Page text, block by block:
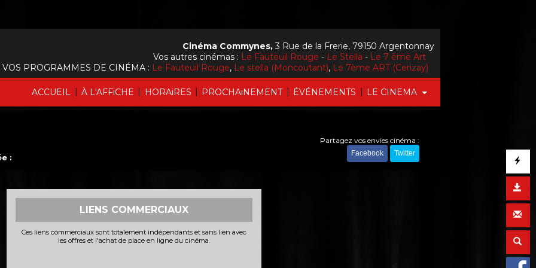
ACCUEIL | À L'AFFiCHE | HORAiRES | PROCHAiNEMENT | ÉVÉNEMENTS | LE CINEMA
Cinéma Commynes,3 Rue de la Frerie, 79150 Argentonnay
Vos autres cinémas : Le Fauteuil Rouge - Le Stella - Le 7 ème Art
VOS PROGRAMMES DE CINÉMA : Le Fauteuil Rouge, Le stella (Moncoutant), Le 7ème ART (Cerizay)
:
Partagez vos envies cinéma :
Facebook Twitter
LIENS COMMERCIAUX
Ces liens commerciaux sont totalement indépendants et sans lien avec
les offres et l'achat de place en ligne du cinéma.